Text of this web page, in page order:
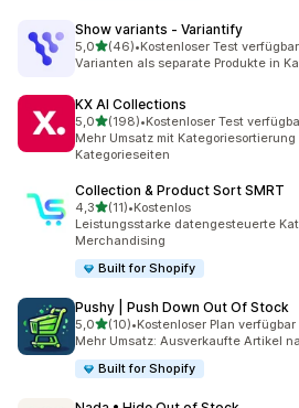
Show variants ‑ Variantify
5,0von 5 Sternen
(46)
46 Rezensionen insgesamt
•Kostenloser Test verfügbar
Varianten als separate Produkte in
KX AI Collections
5,0von 5 Sternen
(198)
198 Rezensionen insgesamt
•Kostenloser Test
Mehr Umsatz mit
Kategorieseiten
Collection & Product Sort SMRT
4,3von 5 Sternen
(11)
11 Rezensionen insgesamt
•Kostenlos
Leistungsstarke datengesteuerte
Merchandising
Built for Shopify
Pushy | Push Down Out Of Stock
5,0von 5 Sternen
(10)
10 Rezensionen insgesamt
•Kostenloser Plan verfügbar
Mehr Umsatz: Ausverkaufte Artikel
Built for Shopify